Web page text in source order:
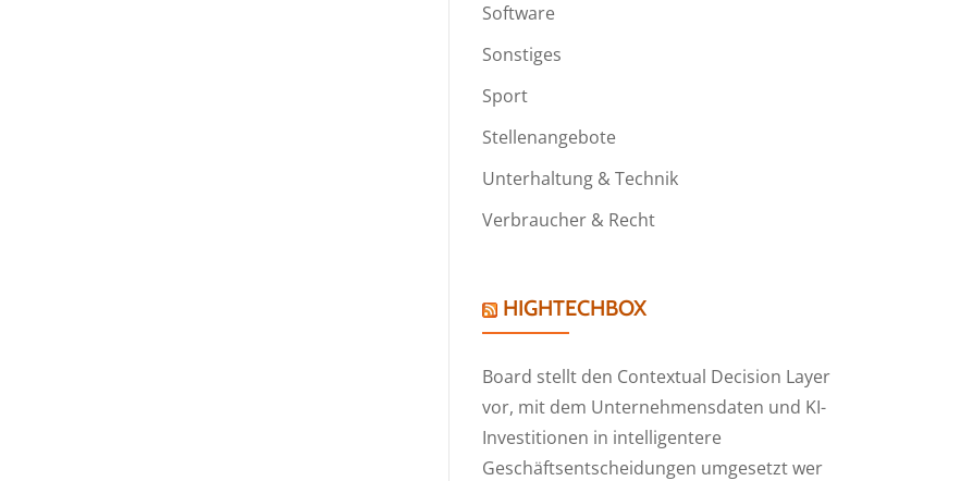
Software
Sonstiges
Sport
Stellenangebote
Unterhaltung & Technik
Verbraucher & Recht
HIGHTECHBOX
Board stellt den Contextual Decision Layer
vor, mit dem Unternehmensdaten und KI-
Investitionen in intelligentere
Geschäftsentscheidungen umgesetzt wer